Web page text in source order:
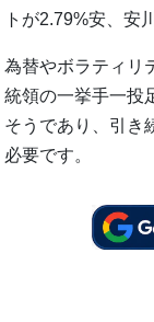
トが2.79%安、安
為替やボラティリ
統領の一挙手一投
そうであり、引き
必要です。